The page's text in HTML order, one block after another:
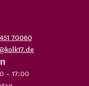
70060
– 17:00